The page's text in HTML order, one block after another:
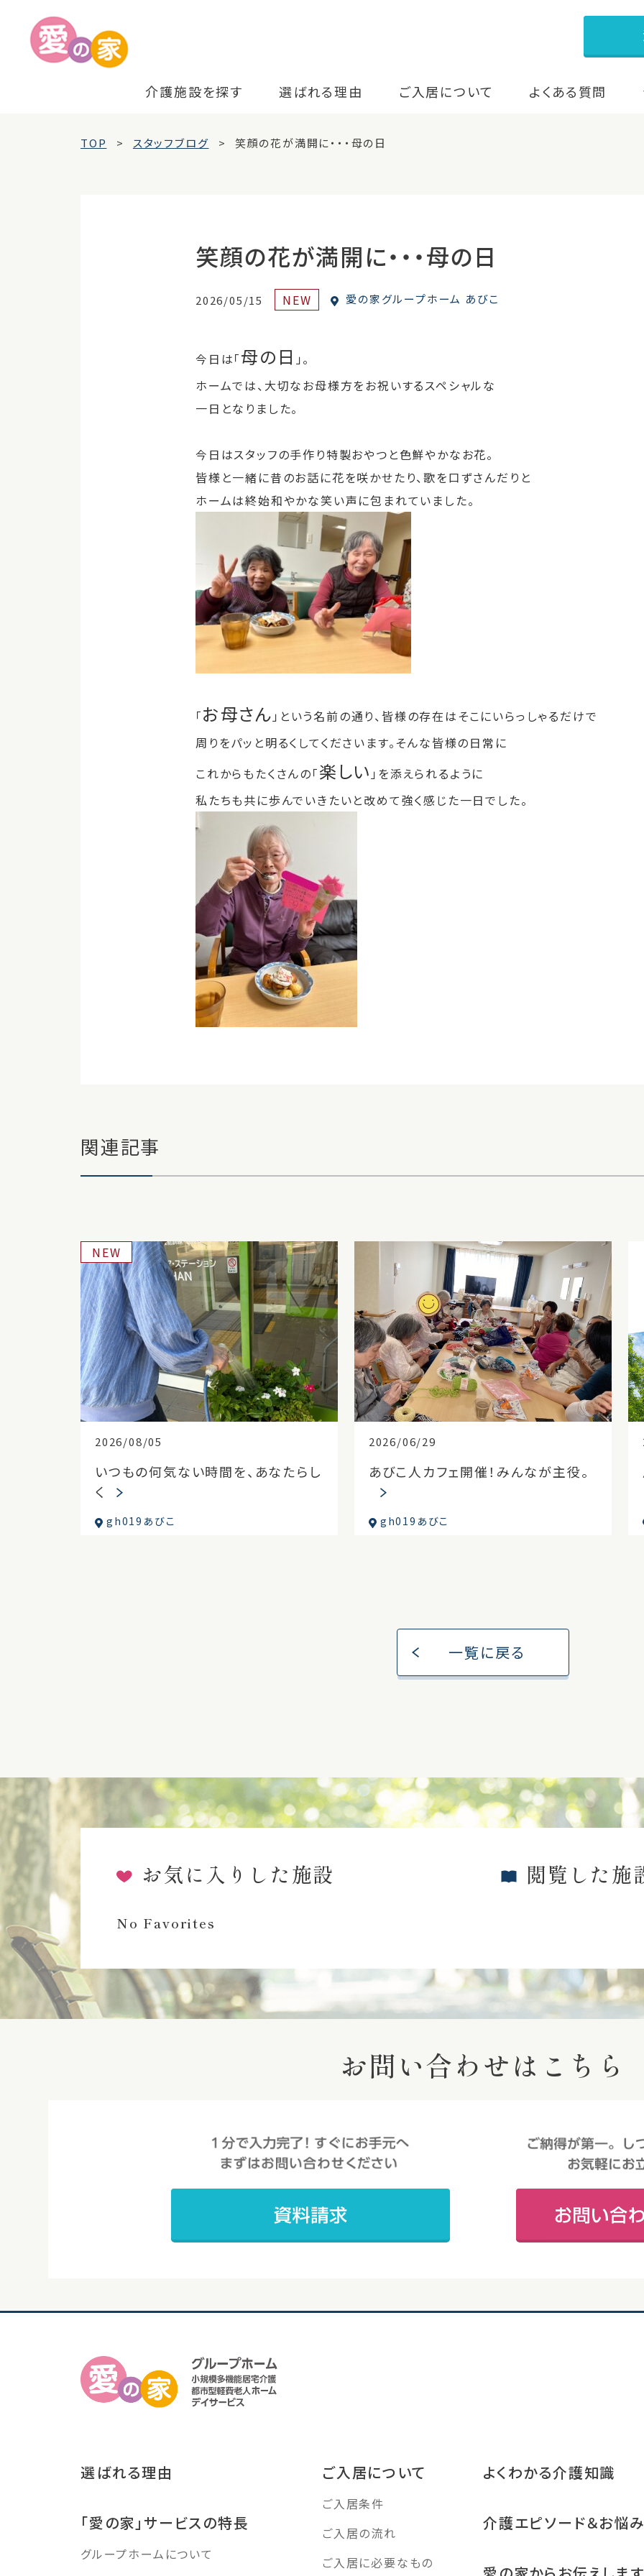
介護施設を探す 選ばれる理由 ご入居について よくある質問
TOP スタッフブログ 笑顔の花が満開に・・・母の日
笑顔の花が満開に・・・母の日
2026/05/15 NEW 愛の家グループホーム あびこ
今日は「母の日 」。
ホームでは、大切なお母様方をお祝いするスペシャルな
一日となりました。
今日はスタッフの手作り特製おやつと色鮮やかなお花。
皆様と一緒に昔のお話に花を咲かせたり、歌を口ずさんだりと
ホームは終始和やかな笑い声に包まれていました。
「お母さん 」という名前の通り、皆様の存在はそこにいらっしゃるだけで
周りをパッと明るくしてくださいます。そんな皆様の日常に
これからもたくさんの「楽しい 」を添えられるように
私たちも共に歩んでいきたいと改めて強く感じた一日でした。
関連記事
2026/08/05
NEW
いつもの何気ない時間を、あなたらし
く
gh019あびこ
2026/06/29
あびこ人カフェ開催！みんなが主役。
gh019あびこ
一覧に戻る
お気に入りした施設
No Favorites
閲覧した施
お問い合わせはこちら
選ばれる理由
「愛の家」サービスの特長
グループホームについて
ご入居について
ご入居条件
ご入居の流れ
ご入居に必要なもの
よくわかる介護知識
介護エピソード＆お悩